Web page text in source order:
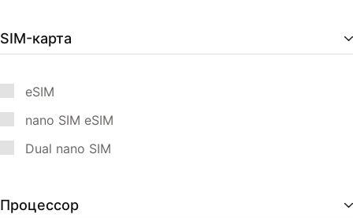
SIM-карта
eSIM
nano SIM eSIM
Dual nano SIM
Процессор